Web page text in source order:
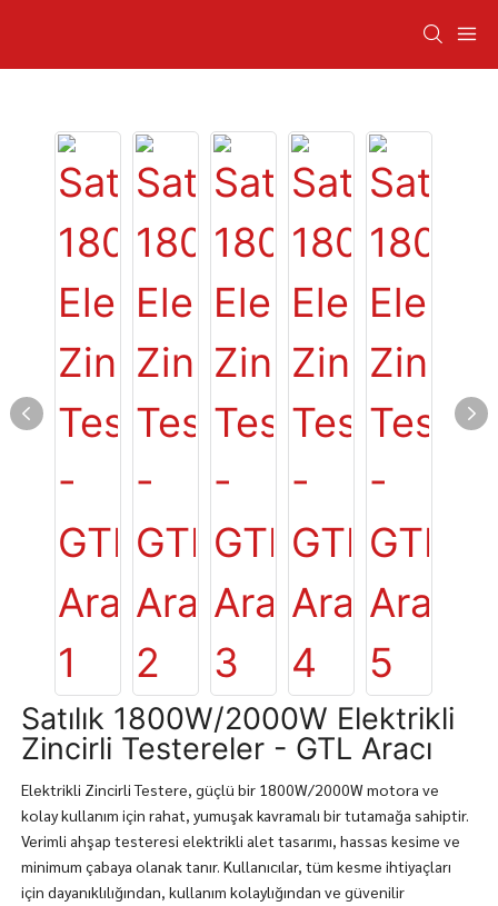
Satılık 1800W/2000W Elektrikli
Zincirli Testereler - GTL Aracı
Elektrikli Zincirli Testere, güçlü bir 1800W/2000W motora ve
kolay kullanım için rahat, yumuşak kavramalı bir tutamağa sahiptir.
Verimli ahşap testeresi elektrikli alet tasarımı, hassas kesime ve
minimum çabaya olanak tanır. Kullanıcılar, tüm kesme ihtiyaçları
için dayanıklılığından, kullanım kolaylığından ve güvenilir